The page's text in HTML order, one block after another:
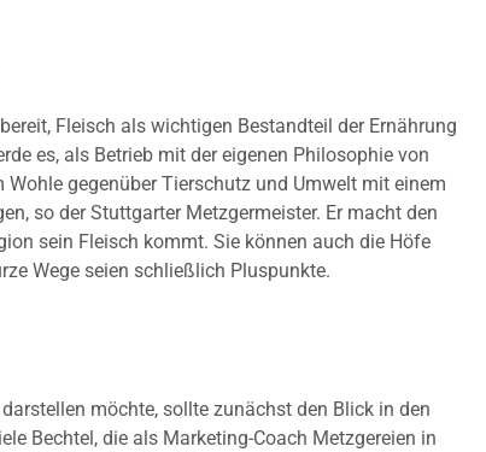
Fleisch als wichtigen Bestandteil der Ernährung
es, als Betrieb mit der eigenen Philosophie von
gegenüber Tierschutz und Umwelt mit einem
so der Stuttgarter Metzgermeister. Er macht den
sein Fleisch kommt. Sie können auch die Höfe
Wege seien schließlich Pluspunkte.
möchte, sollte zunächst den Blick in den
Bechtel, die als Marketing-Coach Metzgereien in